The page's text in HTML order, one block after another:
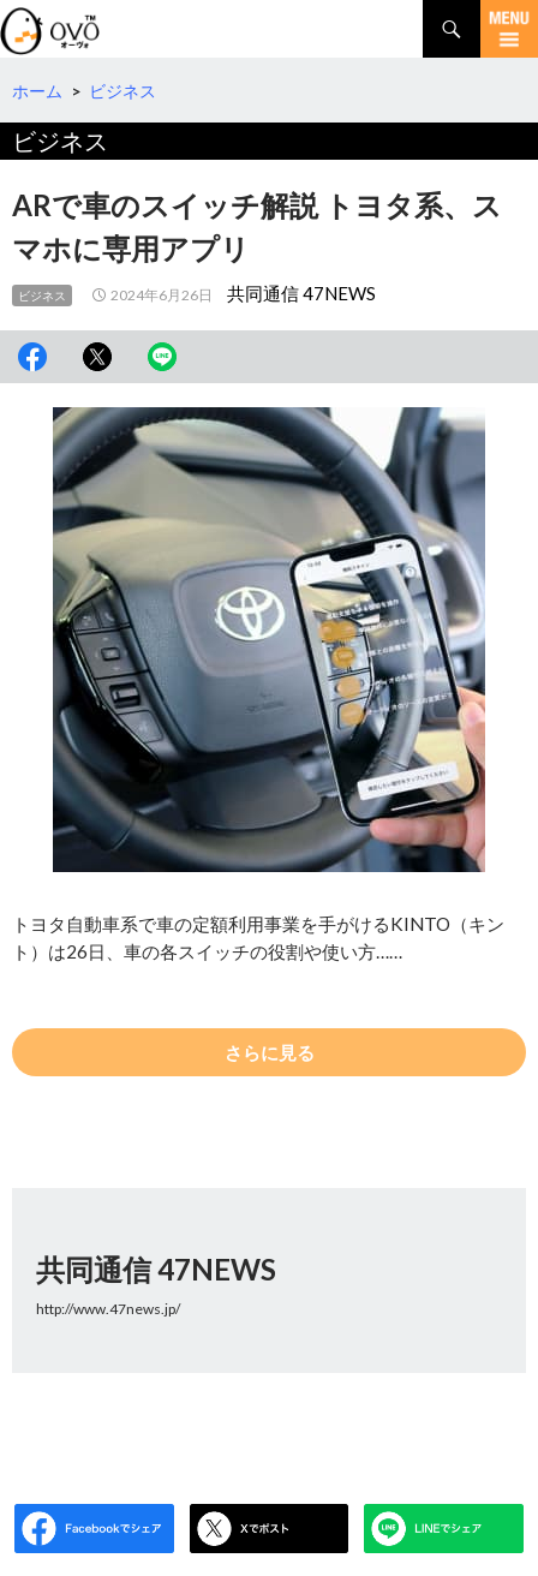
検
索
コ
テ
へ
動
ホーム > ビジネス
ビジネス
ARで車のスイッチ解説 トヨタ系、ス
マホに専用アプリ
ビジネス 2024年6月26日 共同通信 47NEWS
トヨタ自動車系で車の定額利用事業を手がけるKINTO（キン
ト）は26日、車の各スイッチの役割や使い方……
さらに見る
共同通信 47NEWS
http://www.47news.jp/